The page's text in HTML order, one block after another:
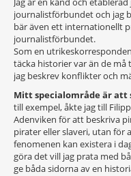
journalistförbundet och jag
bär även ett internationellt
journalistförbundet.
Som en
täcka historier var än de må
jag beskrev konflikter och
Mitt specialområde är
till exempel, åkte jag till
Adenviken för att beskriva
pirater eller slaveri, utan för
fenomenen kan existera i
göra det vill jag prata med
ge båda sidorna av en